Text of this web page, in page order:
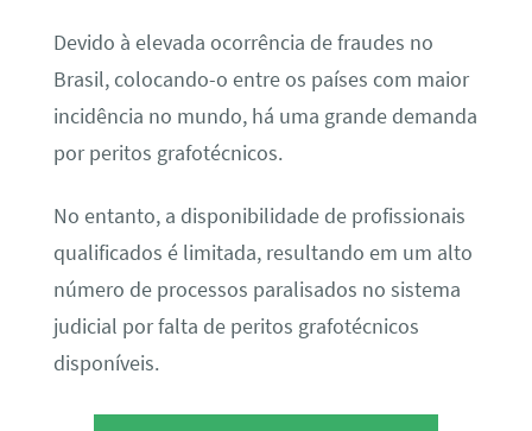
Devido à elevada ocorrência de fraudes no
Brasil, colocando-o entre os países com maior
incidência no mundo, há uma grande demanda
por peritos grafotécnicos.
No entanto, a disponibilidade de profissionais
qualificados é limitada, resultando em um alto
número de processos paralisados no sistema
judicial por falta de peritos grafotécnicos
disponíveis.